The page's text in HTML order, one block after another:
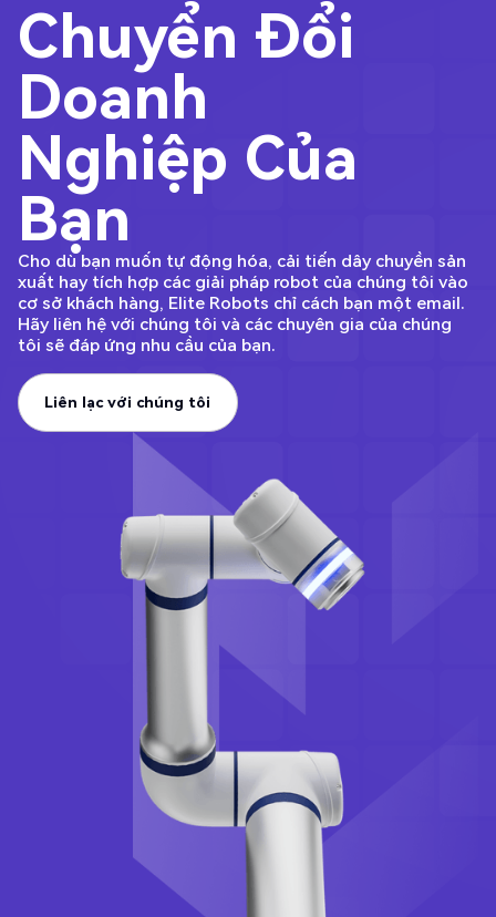
Chuyển Đổi
Doanh
Nghiệp Của
Bạn
Cho dù bạn muốn tự động hóa, cải tiến dây chuyền sản
xuất hay tích hợp các giải pháp robot của chúng tôi vào
cơ sở khách hàng, Elite Robots chỉ cách bạn một email.
Hãy liên hệ với chúng tôi và các chuyên gia của chúng
tôi sẽ đáp ứng nhu cầu của bạn.
Liên lạc với chúng tôi
Liên lạc với chúng tôi